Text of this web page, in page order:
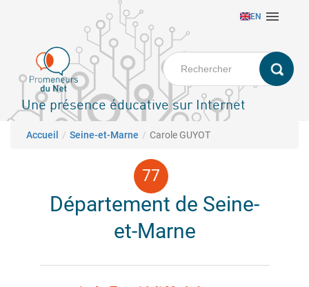
principal
EN 
Une présence éducative sur Internet
Fil d'Ariane
Accueil Seine-et-Marne Carole GUYOT
Département de Seine-
et-Marne